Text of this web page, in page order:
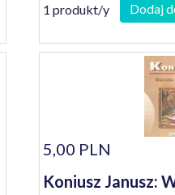
1 produkt/y Dodaj
5,00 PLN
Koniusz Janusz: